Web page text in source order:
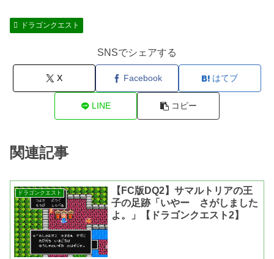
ドラゴンクエスト
SNSでシェアする
X Facebook はてブ
LINE コピー
関連記事
ドラゴンクエスト
【FC版DQ2】サマルトリアの王
子の足跡「いやー さがしました
よ。」【ドラゴンクエスト2】